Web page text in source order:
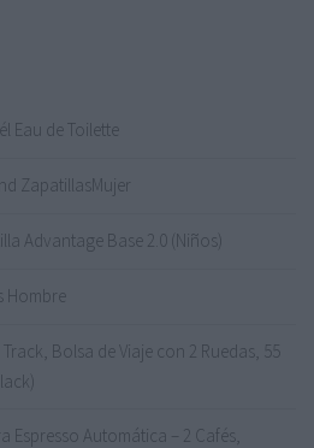
Eau de Toilette
ZapatillasMujer
Advantage Base 2.0 (Niños)
Hombre
Bolsa de Viaje con 2 Ruedas, 55
Espresso Automática – 2 Cafés,